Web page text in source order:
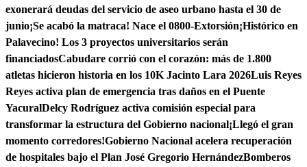
exonerará deudas del servicio de aseo urbano hasta el 30 de
junio¡Se acabó la matraca! Nace el 0800-Extorsión¡Histórico en
Palavecino! Los 3 proyectos universitarios serán
financiadosCabudare corrió con el corazón: más de 1.800
atletas hicieron historia en los 10K Jacinto Lara 2026Luis Reyes
Reyes activa plan de emergencia tras daños en el Puente
YacuralDelcy Rodríguez activa comisión especial para
transformar la estructura del Gobierno nacional¡Llegó el gran
momento corredores!Gobierno Nacional acelera recuperación
de hospitales bajo el Plan José Gregorio HernándezBomberos